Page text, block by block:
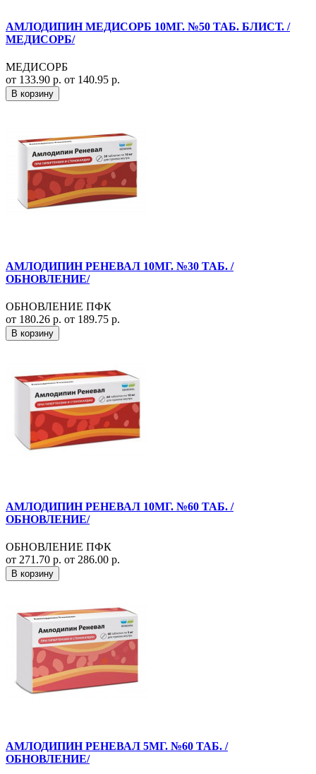
АМЛОДИПИН МЕДИСОРБ 10МГ. №50 ТАБ. БЛИСТ. /
МЕДИСОРБ/
МЕДИСОРБ
от 133.90 р. от 140.95 р.
В корзину
АМЛОДИПИН РЕНЕВАЛ 10МГ. №30 ТАБ. /
ОБНОВЛЕНИЕ/
ОБНОВЛЕНИЕ ПФК
от 180.26 р. от 189.75 р.
В корзину
АМЛОДИПИН РЕНЕВАЛ 10МГ. №60 ТАБ. /
ОБНОВЛЕНИЕ/
ОБНОВЛЕНИЕ ПФК
от 271.70 р. от 286.00 р.
В корзину
АМЛОДИПИН РЕНЕВАЛ 5МГ. №60 ТАБ. /
ОБНОВЛЕНИЕ/